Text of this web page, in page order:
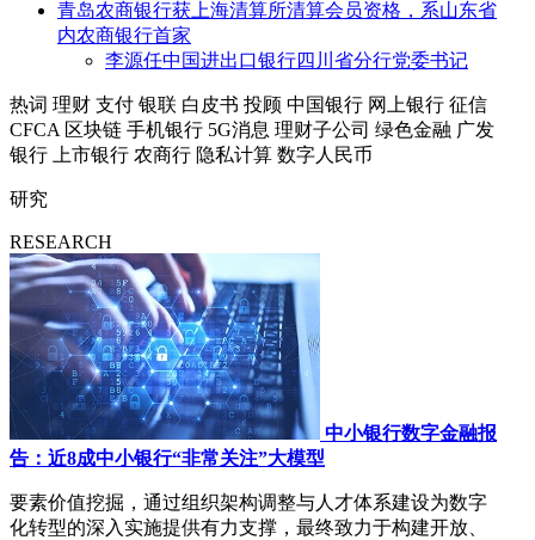
青岛农商银行获上海清算所清算会员资格，系山东省
内农商银行首家
李源任中国进出口银行四川省分行党委书记
热词 理财 支付 银联 白皮书 投顾 中国银行 网上银行 征信
CFCA 区块链 手机银行 5G消息 理财子公司 绿色金融 广发
银行
上市银行 农商行 隐私计算 数字人民币
研究
RESEARCH
中小银行数字金融报
告：近8成中小银行“非常关注”大模型
要素价值挖掘，通过组织架构调整与人才体系建设为数字
化转型的深入实施提供有力支撑，最终致力于构建开放、